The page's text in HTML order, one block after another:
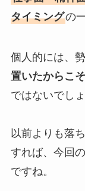
タイミングの
個人的には、
置いたからこ
ではないでしょ
以前よりも落
すれば、今回
ですね。